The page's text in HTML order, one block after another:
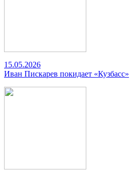
15.05.2026
Иван Пискарев покидает «Кузбасс»